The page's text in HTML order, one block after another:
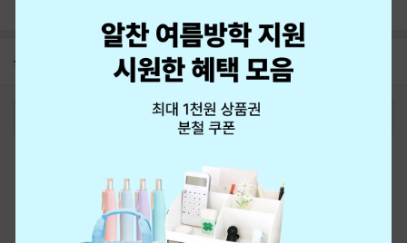
공지 8월 신용카드 무이자할부 안내
최근 본 상품
eBook 1:1문의/채팅상담
예스이십사(주) 사업자 정보
이용약관
개인정보처리방침
청소년보호정책